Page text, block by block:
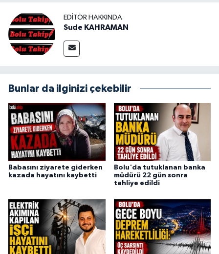
EDITÖR HAKKINDA
Sude KAHRAMAN
Bunlar da ilginizi çekebilir
Babasını ziyarete giderken
kazada hayatını kaybetti
Bolu'da tutuklanan banka
müdürü 22 gün sonra
tahliye edildi